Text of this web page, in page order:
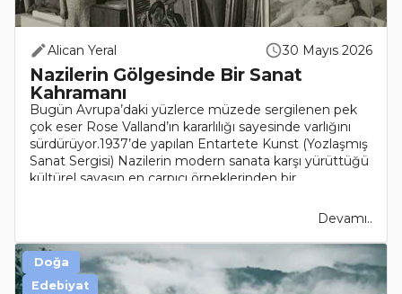
Alican Yeral 30 Mayıs 2026
Nazilerin Gölgesinde Bir Sanat
Kahramanı
Bugün Avrupa’daki yüzlerce müzede sergilenen pek
çok eser Rose Valland’ın kararlılığı sayesinde varlığını
sürdürüyor.1937’de yapılan Entartete Kunst (Yozlaşmış
Sanat Sergisi) Nazilerin modern sanata karşı yürüttüğü
kültürel savaşın en çarpıcı örneklerinden bir..
Devamı..
Doğa
Edebiyat